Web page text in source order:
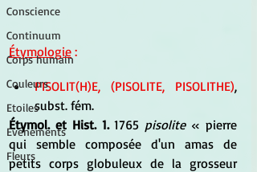
Conscience
Continuum
Corps humain
Couleurs
Etoiles
Evénements
Fleurs
Étymologie :
PISOLIT(H)E, (PISOLITE, PISOLITHE),
subst. fém.
Étymol. et Hist. 1. 1765 pisolite « pierre
qui semble composée d'un amas de
petits corps globuleux de la grosseur